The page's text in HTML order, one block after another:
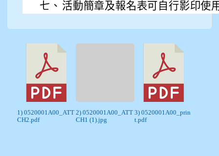
七、 活動簡章及報名表可自行影印使
1) 0520001A00_ATT
CH2.pdf
2) 0520001A00_ATT
CH1 (1).jpg
3) 0520001A00_prin
t.pdf